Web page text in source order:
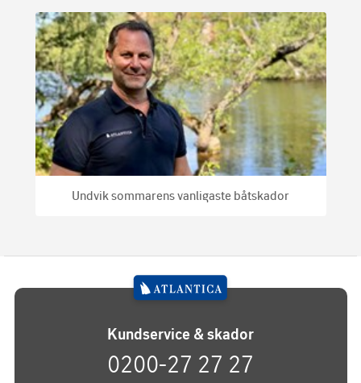
Undvik sommarens vanligaste båtskador
Kundservice & skador
0200-27 27 27